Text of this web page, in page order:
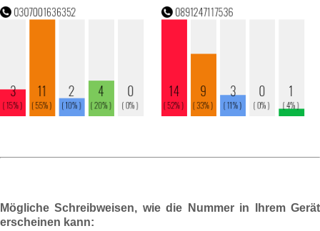
Mögliche Schreibweisen, wie die Nummer in Ihrem Gerät
erscheinen kann: